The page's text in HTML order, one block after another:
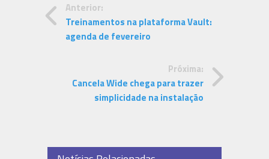
Anterior:
Treinamentos na plataforma Vault:
agenda de fevereiro
Próxima:
Cancela Wide chega para trazer
simplicidade na instalação